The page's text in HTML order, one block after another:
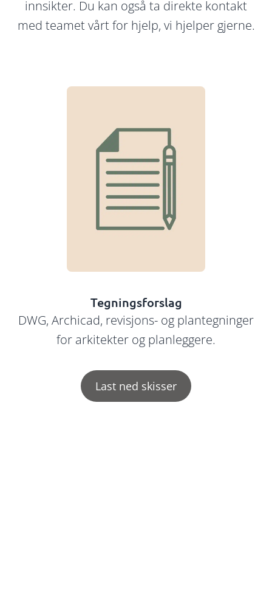
innsikter. Du kan også ta direkte kontakt
med teamet vårt for hjelp, vi hjelper gjerne.
Tegningsforslag
DWG, Archicad, revisjons- og plantegninger
for arkitekter og planleggere.
Last ned skisser